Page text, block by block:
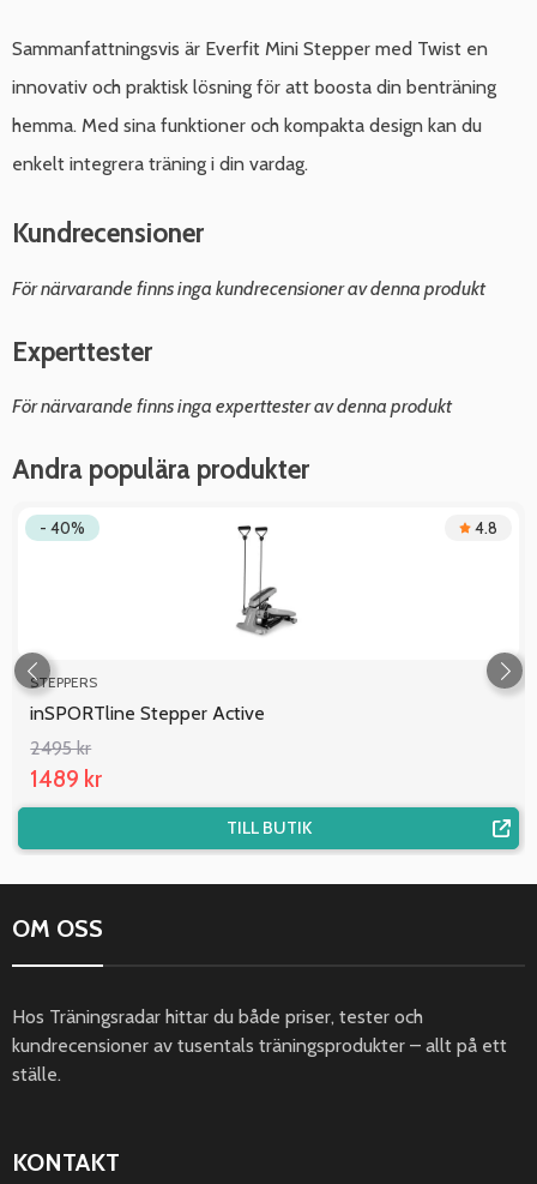
Sammanfattningsvis är Everfit Mini Stepper med Twist en
innovativ och praktisk lösning för att boosta din benträning
hemma. Med sina funktioner och kompakta design kan du
enkelt integrera träning i din vardag.
Kundrecensioner
För närvarande finns inga kundrecensioner av denna produkt
Experttester
För närvarande finns inga experttester av denna produkt
Andra populära produkter
- 40% 4.8
STEPPERS
inSPORTline Stepper Active
2495 kr
1489 kr
TILL BUTIK
OM OSS
Hos Träningsradar hittar du både priser, tester och
kundrecensioner av tusentals träningsprodukter – allt på ett
ställe.
KONTAKT